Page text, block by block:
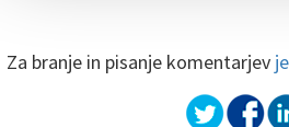
Za branje in pisanje komentarjev